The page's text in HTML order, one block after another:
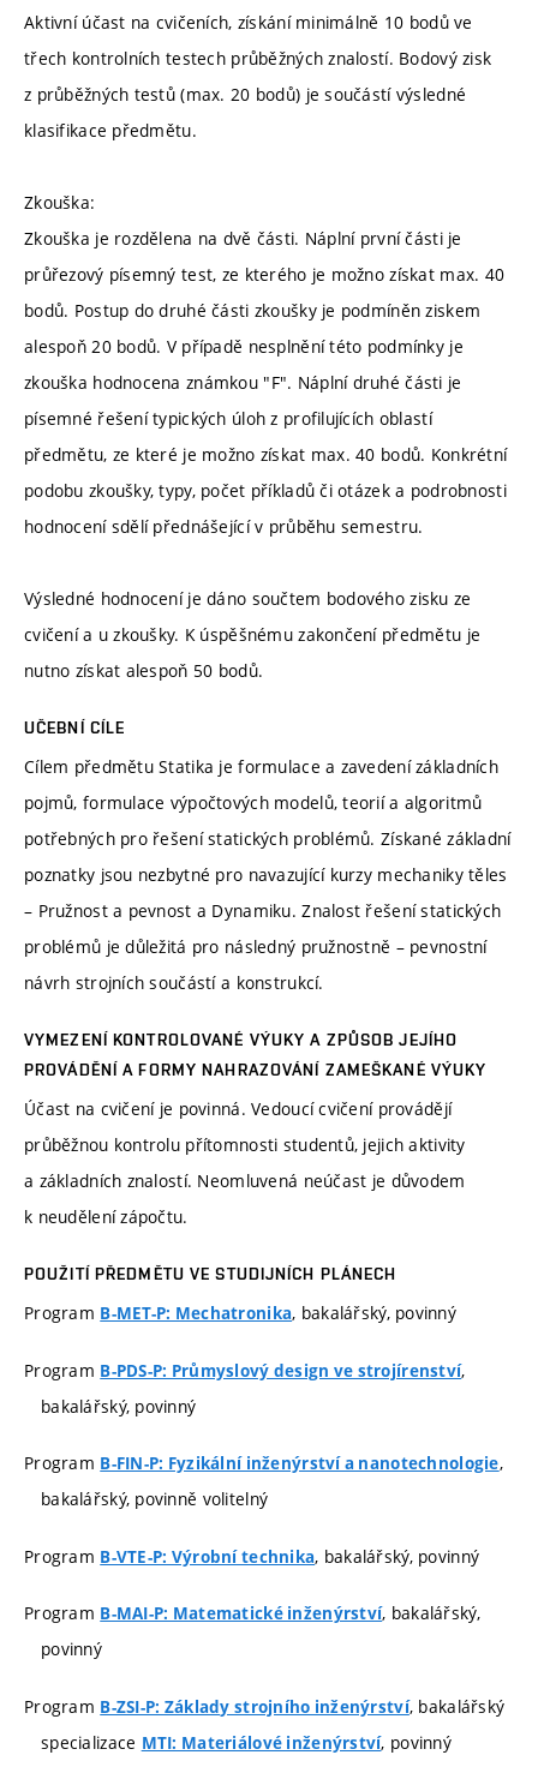
Aktivní účast na cvičeních, získání minimálně 10 bodů ve
třech kontrolních testech průběžných znalostí. Bodový zisk
z průběžných testů (max. 20 bodů) je součástí výsledné
klasifikace předmětu.
Zkouška:
Zkouška je rozdělena na dvě části. Náplní první části je
průřezový písemný test, ze kterého je možno získat max. 40
bodů. Postup do druhé části zkoušky je podmíněn ziskem
alespoň 20 bodů. V případě nesplnění této podmínky je
zkouška hodnocena známkou "F". Náplní druhé části je
písemné řešení typických úloh z profilujících oblastí
předmětu, ze které je možno získat max. 40 bodů. Konkrétní
podobu zkoušky, typy, počet příkladů či otázek a podrobnosti
hodnocení sdělí přednášející v průběhu semestru.
Výsledné hodnocení je dáno součtem bodového zisku ze
cvičení a u zkoušky. K úspěšnému zakončení předmětu je
nutno získat alespoň 50 bodů.
UČEBNÍ CÍLE
Cílem předmětu Statika je formulace a zavedení základních
pojmů, formulace výpočtových modelů, teorií a algoritmů
potřebných pro řešení statických problémů. Získané základní
poznatky jsou nezbytné pro navazující kurzy mechaniky těles
– Pružnost a pevnost a Dynamiku. Znalost řešení statických
problémů je důležitá pro následný pružnostně – pevnostní
návrh strojních součástí a konstrukcí.
VYMEZENÍ KONTROLOVANÉ VÝUKY A ZPŮSOB JEJÍHO
PROVÁDĚNÍ A FORMY NAHRAZOVÁNÍ ZAMEŠKANÉ VÝUKY
Účast na cvičení je povinná. Vedoucí cvičení provádějí
průběžnou kontrolu přítomnosti studentů, jejich aktivity
a základních znalostí. Neomluvená neúčast je důvodem
k neudělení zápočtu.
POUŽITÍ PŘEDMĚTU VE STUDIJNÍCH PLÁNECH
Program B-MET-P: Mechatronika, bakalářský, povinný
Program B-PDS-P: Průmyslový design ve strojírenství,
bakalářský, povinný
Program B-FIN-P: Fyzikální inženýrství a nanotechnologie,
bakalářský, povinně volitelný
Program B-VTE-P: Výrobní technika, bakalářský, povinný
Program B-MAI-P: Matematické inženýrství, bakalářský,
povinný
Program B-ZSI-P: Základy strojního inženýrství, bakalářský
specializace MTI: Materiálové inženýrství, povinný